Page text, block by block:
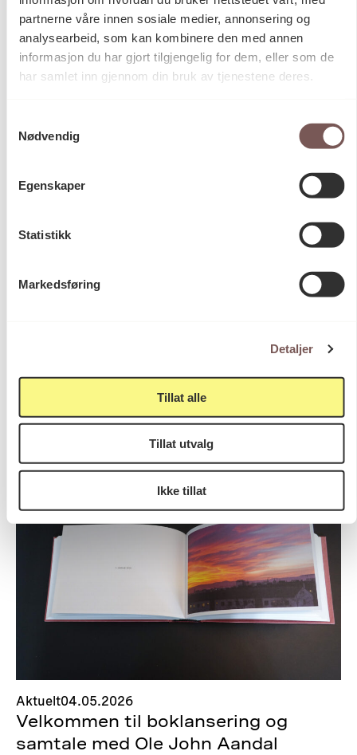
partnerne våre innen sosiale medier, annonsering og
analysearbeid, som kan kombinere den med annen
informasjon du har gjort tilgjengelig for dem, eller som de
har samlet inn gjennom din bruk av tjenestene deres.
Nødvendig
Egenskaper
Statistikk
Markedsføring
Detaljer
Tillat alle
Tillat utvalg
Ikke tillat
Aktuelt21.05.2026
Velkommen til ny, utendørs
forestilling av Pernille Mercury
Lindstad 6. juni
Velkommen til kunstsamtale om
Vanessa Bairds «To Everything
There is a Season»
Aktuelt04.05.2026
Velkommen til boklansering og
samtale med Ole John Aandal